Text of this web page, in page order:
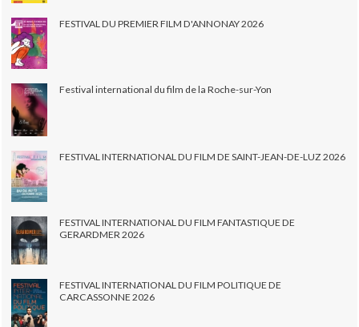
FESTIVAL DU PREMIER FILM D'ANNONAY 2026
Festival international du film de la Roche-sur-Yon
FESTIVAL INTERNATIONAL DU FILM DE SAINT-JEAN-DE-LUZ 2026
FESTIVAL INTERNATIONAL DU FILM FANTASTIQUE DE
GERARDMER 2026
FESTIVAL INTERNATIONAL DU FILM POLITIQUE DE
CARCASSONNE 2026